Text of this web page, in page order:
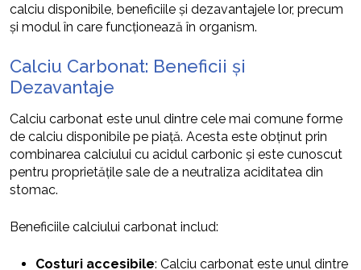
calciu disponibile, beneficiile și dezavantajele lor, precum
și modul în care funcționează în organism.
Calciu Carbonat: Beneficii și
Dezavantaje
Calciu carbonat este unul dintre cele mai comune forme
de calciu disponibile pe piață. Acesta este obținut prin
combinarea calciului cu acidul carbonic și este cunoscut
pentru proprietățile sale de a neutraliza aciditatea din
stomac.
Beneficiile calciului carbonat includ:
Costuri accesibile: Calciu carbonat este unul dintre